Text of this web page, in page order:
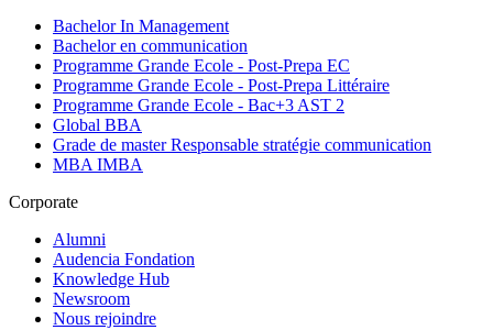
Bachelor In Management
Bachelor en communication
Programme Grande Ecole - Post-Prepa EC
Programme Grande Ecole - Post-Prepa Littéraire
Programme Grande Ecole - Bac+3 AST 2
Global BBA
Grade de master Responsable stratégie communication
MBA IMBA
Corporate
Alumni
Audencia Fondation
Knowledge Hub
Newsroom
Nous rejoindre